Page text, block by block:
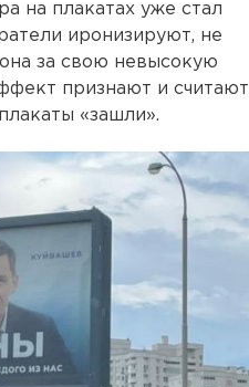
на плакатах уже стал
иронизируют, не
за свою невысокую
признают и считают
«зашли».